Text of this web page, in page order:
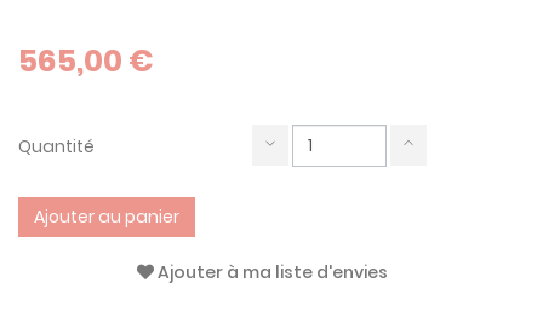
565,00 €
Quantité
Ajouter au panier
Ajouter à ma liste d'envies